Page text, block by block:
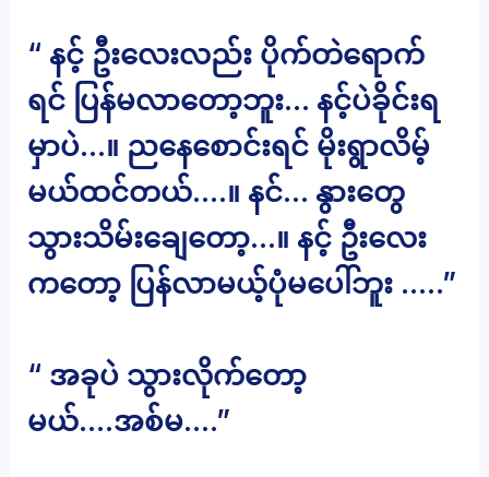
“ နင့် ဦးလေးလည်း ပိုက်တဲရောက်
ရင် ပြန်မလာတော့ဘူး… နင့်ပဲခိုင်းရ
မှာပဲ…။ ညနေစောင်းရင် မိုးရွာလိမ့်
မယ်ထင်တယ်….။ နင်… နွားတွေ
သွားသိမ်းချေတော့…။ နင့် ဦးလေး
ကတော့ ပြန်လာမယ့်ပုံမပေါ်ဘူး …..”
“ အခုပဲ သွားလိုက်တော့
မယ်….အစ်မ….”